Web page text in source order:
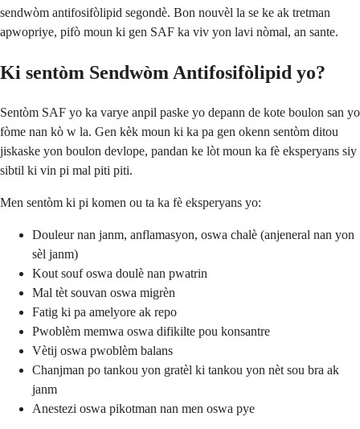
sendwòm antifosifòlipid segondè. Bon nouvèl la se ke ak tretman
apwopriye, pifò moun ki gen SAF ka viv yon lavi nòmal, an sante.
Ki sentòm Sendwòm Antifosifòlipid yo?
Sentòm SAF yo ka varye anpil paske yo depann de kote boulon san yo
fòme nan kò w la. Gen kèk moun ki ka pa gen okenn sentòm ditou
jiskaske yon boulon devlope, pandan ke lòt moun ka fè eksperyans siy
sibtil ki vin pi mal piti piti.
Men sentòm ki pi komen ou ta ka fè eksperyans yo:
Douleur nan janm, anflamasyon, oswa chalè (anjeneral nan yon
sèl janm)
Kout souf oswa doulè nan pwatrin
Mal tèt souvan oswa migrèn
Fatig ki pa amelyore ak repo
Pwoblèm memwa oswa difikilte pou konsantre
Vètij oswa pwoblèm balans
Chanjman po tankou yon gratèl ki tankou yon nèt sou bra ak
janm
Anestezi oswa pikotman nan men oswa pye